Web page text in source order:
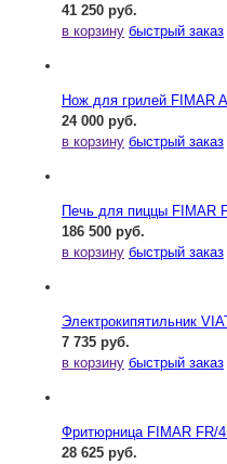
41 250 руб.
в корзину быстрый заказ
Нож для грилей FIMAR
24 000 руб.
в корзину быстрый заказ
Печь для пиццы FIMAR
186 500 руб.
в корзину быстрый заказ
Электрокипятильник
7 735 руб.
в корзину быстрый заказ
Фритюрница FIMAR FR/
28 625 руб.